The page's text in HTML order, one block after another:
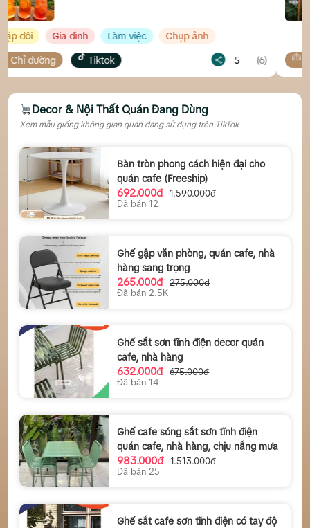
Chụp ảnh
5 (6) Map
Decor & Nội Thất Quán Đang Dùng
Xem mẫu giống không gian quán đang sử dụng trên TikTok
Bàn tròn phong cách hiện đại cho
quán cafe (Freeship)
692.000đ
1.590.000đ
Đã bán 12
Ghế gập văn phòng, quán cafe, nhà
hàng sang trọng
265.000đ
275.000đ
Đã bán 2.5K
Ghế sắt sơn tĩnh điện decor quán
cafe, nhà hàng
632.000đ
675.000đ
Đã bán 14
Ghế cafe sóng sắt sơn tĩnh điện
quán cafe, nhà hàng, chịu nắng mưa
983.000đ
1.513.000đ
Đã bán 25
Ghế sắt cafe sơn tĩnh điện có tay độ